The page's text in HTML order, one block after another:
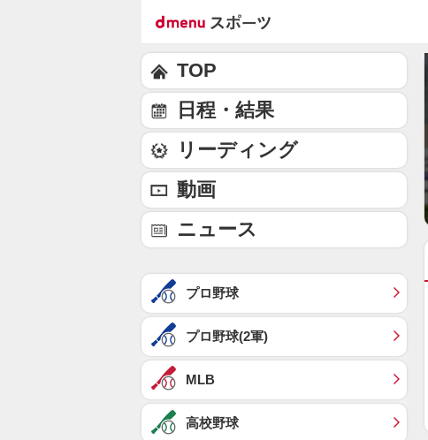
TOP
日程・結果
リーディング
動画
ニュース
プロ野球
プロ野球(2軍)
MLB
高校野球